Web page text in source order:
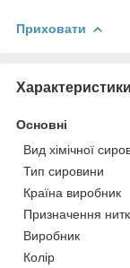
Приховати
Характеристики
Основні
Вид хімічної
Тип сировини
Країна виробник
Призначення
Виробник
Колір